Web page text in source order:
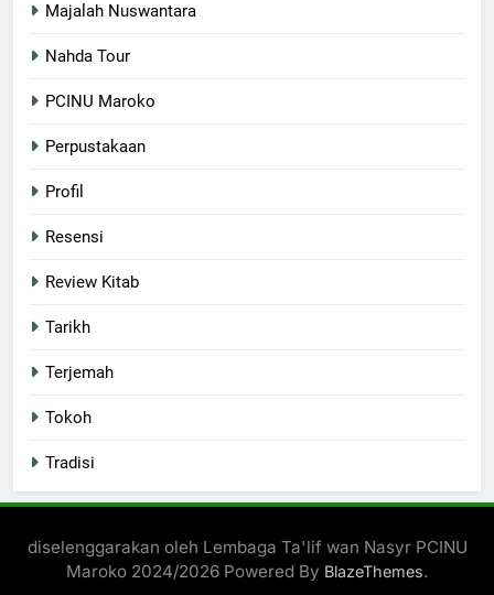
Majalah Nuswantara
Nahda Tour
PCINU Maroko
Perpustakaan
Profil
Resensi
Review Kitab
Tarikh
Terjemah
Tokoh
Tradisi
diselenggarakan oleh Lembaga Ta'lif wan Nasyr PCINU
Maroko 2024/2026 Powered By BlazeThemes.